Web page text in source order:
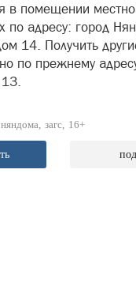
в помещении
адресу: город
14. Получить
по прежнему
няндома загс 16+